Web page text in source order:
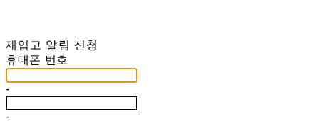
재입고 알림 신청
휴대폰 번호
-
-